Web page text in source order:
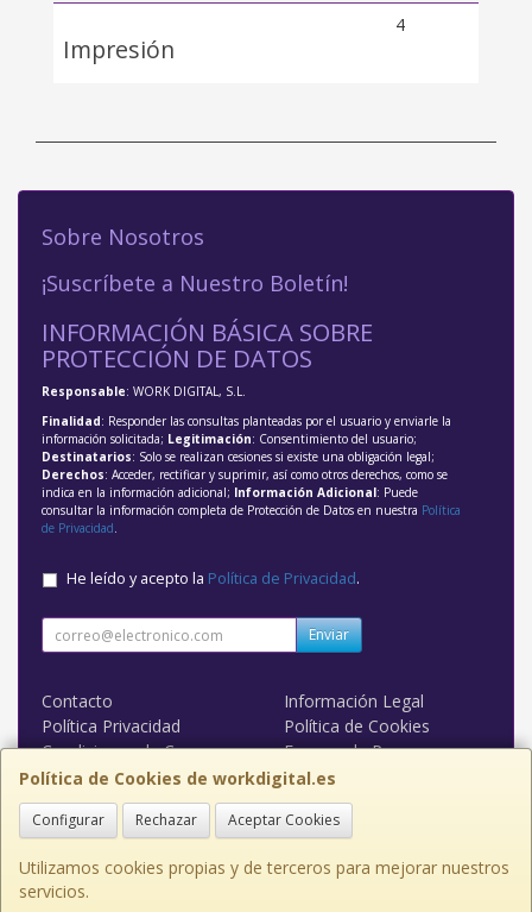
Impresión
4
Política de Cookies de workdigital.es
Configurar Rechazar Aceptar Cookies
Utilizamos cookies propias y de terceros para mejorar nuestros
servicios.
Sobre Nosotros
¡Suscríbete a Nuestro Boletín!
INFORMACIÓN BÁSICA SOBRE
PROTECCIÓN DE DATOS
Responsable: WORK DIGITAL, S.L.
Finalidad: Responder las consultas planteadas por el usuario y enviarle la
información solicitada; Legitimación: Consentimiento del usuario;
Destinatarios: Solo se realizan cesiones si existe una obligación legal;
Derechos: Acceder, rectificar y suprimir, así como otros derechos, como se
indica en la información adicional; Información Adicional: Puede
consultar la información completa de Protección de Datos en nuestra Política
de Privacidad.
He leído y acepto la Política de Privacidad.
Enviar
Contacto
Información Legal
Política Privacidad
Política de Cookies
Condiciones de Compra
Formas de Pago
WORK DIGITAL
Contacto
admin@workdigital.es